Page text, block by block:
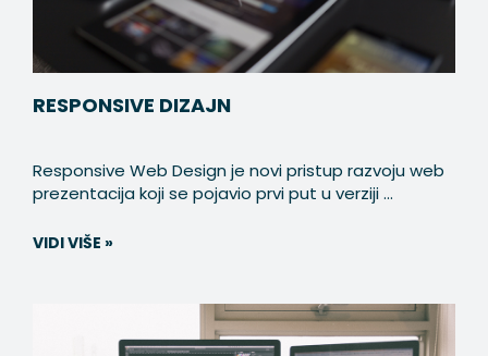
RESPONSIVE DIZAJN
Responsive Web Design je novi pristup razvoju web
prezentacija koji se pojavio prvi put u verziji ...
VIDI VIŠE »